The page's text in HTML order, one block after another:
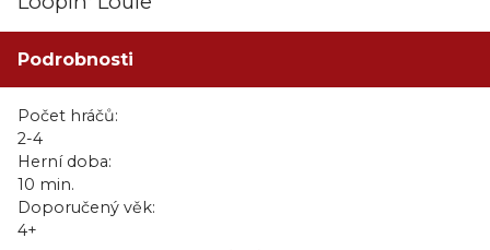
Podrobnosti
Počet hráčů:
2-4
Herní doba:
10 min.
Doporučený věk:
4+